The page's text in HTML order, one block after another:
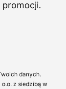
promocji.
danych.
z siedzibą w